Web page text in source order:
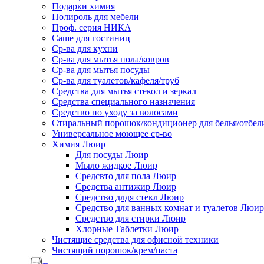
Подарки химия
Полироль для мебели
Проф. серия НИКА
Саше для гостиниц
Ср-ва для кухни
Ср-ва для мытья пола/ковров
Ср-ва для мытья посуды
Ср-ва для туалетов/кафеля/труб
Средства для мытья стекол и зеркал
Средства специального назначения
Средство по уходу за волосами
Стиральный порошок/кондиционер для белья/
Универсальное моющее ср-во
Химия Люир
Для посуды Люир
Мыло жидкое Люир
Средсвто для пола Люир
Средства антижир Люир
Средство длдя стекл Люир
Средство для ванных комнат и туалетов Люир
Средство для стирки Люир
Хлорные Таблетки Люир
Чистящие средства для офисной техники
Чистящий порошок/крем/паста